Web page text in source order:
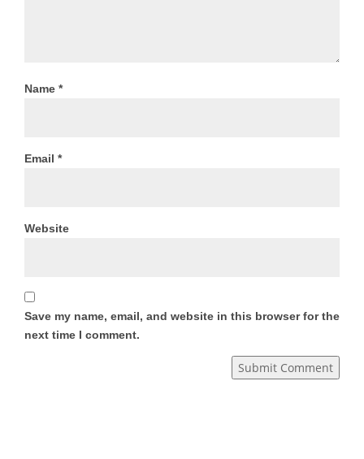
Name *
Email *
Website
Save my name, email, and website in this browser for the
next time I comment.
Submit Comment